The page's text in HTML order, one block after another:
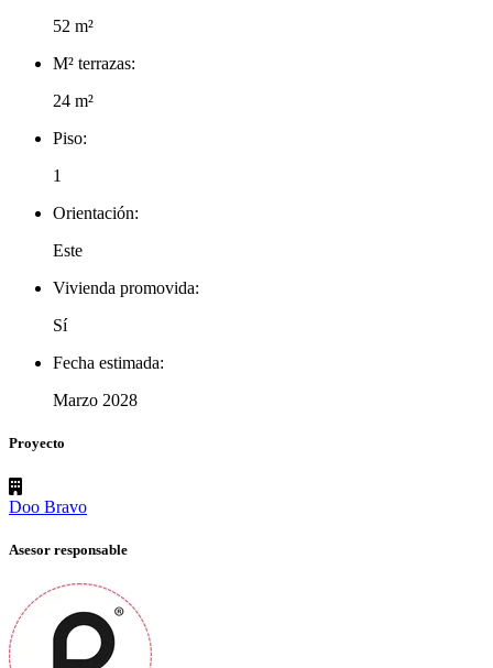
52 m²
M² terrazas:
24 m²
Piso:
1
Orientación:
Este
Vivienda promovida:
Sí
Fecha estimada:
Marzo 2028
Proyecto
Doo Bravo
Asesor responsable